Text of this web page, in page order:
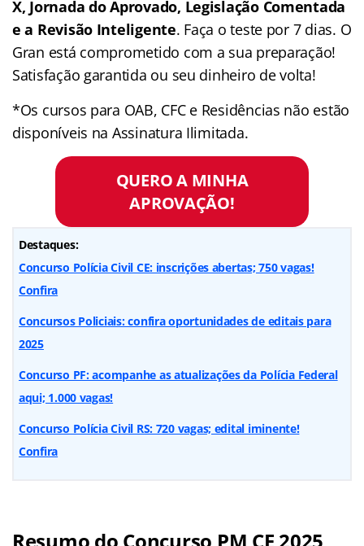
X, Jornada do Aprovado, Legislação Comentada
e a Revisão Inteligente. Faça o teste por 7 dias. O
Gran está comprometido com a sua preparação!
Satisfação garantida ou seu dinheiro de volta!
*Os cursos para OAB, CFC e Residências não estão
disponíveis na Assinatura Ilimitada.
QUERO A MINHA
APROVAÇÃO!
Destaques:
Concurso Polícia Civil CE: inscrições abertas; 750 vagas!
Confira
Concursos Policiais: confira oportunidades de editais para
2025
Concurso PF: acompanhe as atualizações da Polícia Federal
aqui; 1.000 vagas!
Concurso Polícia Civil RS: 720 vagas; edital iminente!
Confira